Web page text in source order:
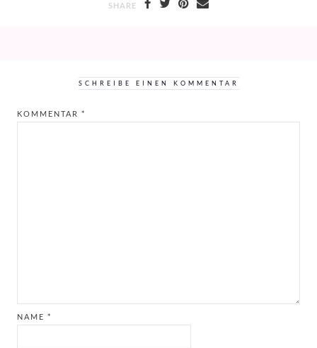
SHARE
SCHREIBE EINEN KOMMENTAR
KOMMENTAR *
NAME *